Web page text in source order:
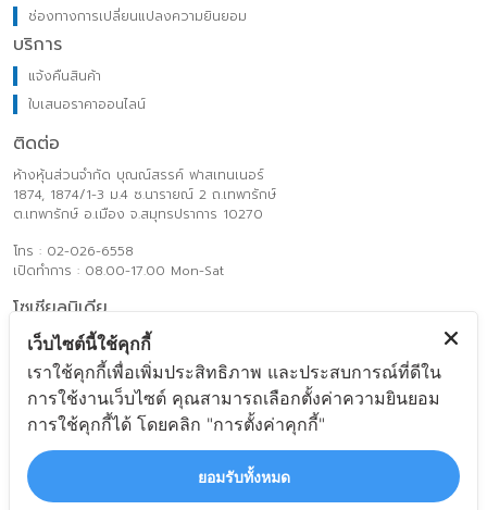
ช่องทางการเปลี่ยนแปลงความยินยอม
บริการ
แจ้งคืนสินค้า
ใบเสนอราคาออนไลน์
ติดต่อ
ห้างหุ้นส่วนจำกัด บุณณ์สรรค์ ฟาสเทนเนอร์
1874, 1874/1-3 ม.4 ซ.นารายณ์ 2 ถ.เทพารักษ์
ต.เทพารักษ์ อ.เมือง จ.สมุทรปราการ 10270
โทร : 02-026-6558
เปิดทำการ : 08.00-17.00 Mon-Sat
โซเชียลมิเดีย
Boonsanfast
@boonsanfast
www.boonsanfasteners.com
ecom_order@boonsanfasteners.com
Payment Method
เปรียบเทียบ 1/4
เว็บไซต์นี้ใช้คุกกี้
เราใช้คุกกี้เพื่อเพิ่มประสิทธิภาพ และประสบการณ์ที่ดีใน
การใช้งานเว็บไซต์ คุณสามารถเลือกตั้งค่าความยินยอม
การใช้คุกกี้ได้ โดยคลิก "การตั้งค่าคุกกี้"
ยอมรับทั้งหมด